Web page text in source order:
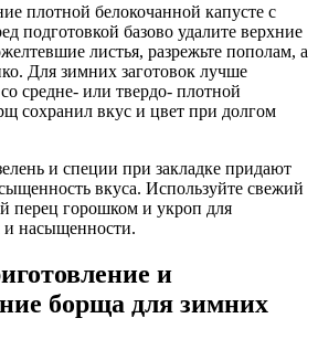
плотной белокочанной капусте с
подготовкой базово удалите верхние
листья, разрежьте пополам, а
Для зимних заготовок лучше
средне- или твердо- плотной
сохранил вкус и цвет при долгом
и специи при закладке придают
вкуса. Используйте свежий
перец горошком и укроп для
и насыщенности.
и
борща для зимних